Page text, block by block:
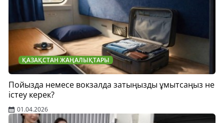
ҚАЗАҚСТАН ЖАҢАЛЫҚТАРЫ
Пойызда немесе вокзалда затыңызды ұмытсаңыз не
істеу керек?
01.04.2026